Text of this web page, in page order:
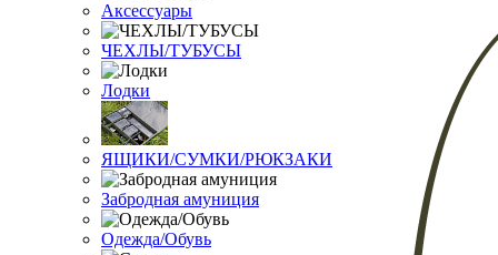
Аксессуары
ЧЕХЛЫ/ТУБУСЫ
Лодки
ЯЩИКИ/СУМКИ/РЮКЗАКИ
Забродная амуниция
Одежда/Обувь